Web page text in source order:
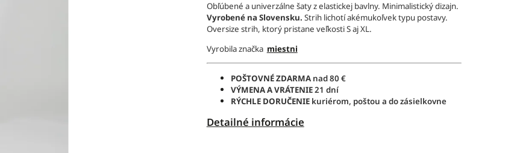
Obľúbené a univerzálne šaty z elastickej bavlny. Minimalistický dizajn.
Vyrobené na Slovensku. Strih lichotí akémukoľvek typu postavy.
Oversize strih, ktorý pristane veľkosti S aj XL.
Vyrobila značka miestni
POŠTOVNÉ ZDARMA nad 80 €
VÝMENA A VRÁTENIE21 dní
RÝCHLE DORUČENIEkuriérom, poštou a do zásielkovne
Detailné informácie